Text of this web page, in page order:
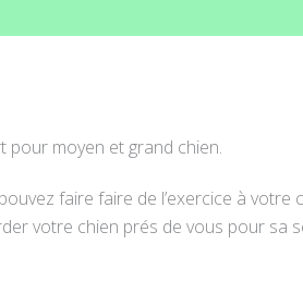
pour moyen et grand chien.
faire faire de l’exercice à
votre chien prés de vous pour sa